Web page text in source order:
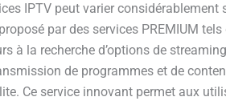
IPTV peut varier
par des services PREMIUM
à la recherche d’options de
de programmes et de
Ce service innovant permet aux